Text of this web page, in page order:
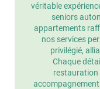
véritable
seniors
appartements
nos services
privilégié,
Chaque
restauration